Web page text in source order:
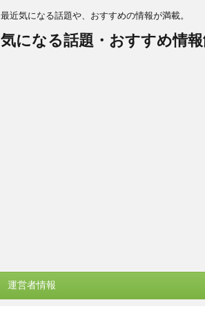
最近気になる話題や、おすすめの情報が満載。
気になる話題・おすすめ情
運営者情報